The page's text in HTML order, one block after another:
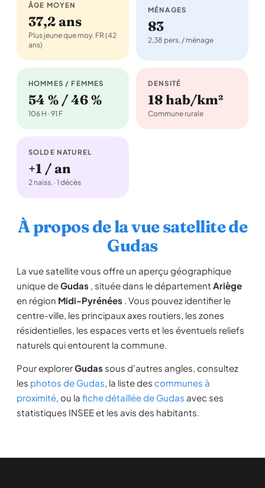
ÂGE MOYEN
37,2 ans
Plus jeune que moy. FR (42
ans)
MÉNAGES
83
2,38 pers. / ménage
HOMMES / FEMMES
54 % / 46 %
106 H · 91 F
DENSITÉ
18 hab/km²
Commune rurale
SOLDE NATUREL
+1 / an
2 naiss. · 1 décès
À propos de la vue satellite de
Gudas
La vue satellite vous offre un aperçu géographique
unique deGudas , située dans le département Ariège
en région Midi-Pyrénées . Vous pouvez identifier le
centre-ville, les principaux axes routiers, les zones
résidentielles, les espaces verts et les éventuels reliefs
naturels qui entourent la commune.
Pour explorerGudas sous d'autres angles, consultez
les photos de Gudas, la liste des communes à
proximité, ou la fiche détaillée de Gudas avec ses
statistiques INSEE et les avis des habitants.